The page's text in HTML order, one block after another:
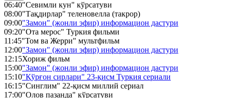
06:40"Севимли кун" кўрсатуви
08:00"Тақдирлар" теленовелла (такрор)
09:00"Замон" (жонли эфир) информацион дастури
09:20"Ота мерос" Туркия фильми
11:45"Том ва Жерри" мультфильм
12:00"Замон" (жонли эфир) информацион дастури
12:15Хориж фильм
15:00"Замон" (жонли эфир) информацион дастури
15:10"Қўрғон сирлари" 23-қисм Туркия сериали
16:15"Синглим" 22-қисм миллий сериал
17:00"Олов пазанда" кўрсатуви